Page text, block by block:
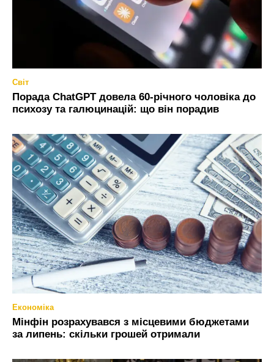
Світ
Порада ChatGPT довела 60-річного чоловіка до
психозу та галюцинацій: що він порадив
Економіка
Мінфін розрахувався з місцевими бюджетами
за липень: скільки грошей отримали